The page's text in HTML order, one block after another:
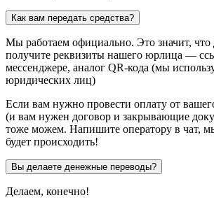
Как вам передать средства?
Мы работаем официально. Это значит,
получите реквизиты нашего юрлица —
мессенджере, аналог QR-кода (мы
юридических лиц)
Если вам нужно провести оплату от
(и вам нужен договор и закрывающие
тоже можем. Напишите оператору в чат,
будет происходить!
Вы делаете денежные переводы?
Делаем, конечно!